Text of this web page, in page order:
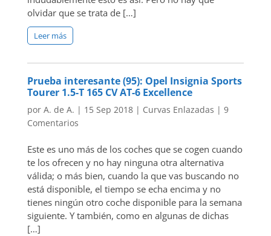
olvidar que se trata de […]
Leer más
Prueba interesante (95): Opel Insignia Sports
Tourer 1.5-T 165 CV AT-6 Excellence
por A. de A. | 15 Sep 2018| Curvas Enlazadas | 9
Comentarios
Este es uno más de los coches que se cogen cuando
te los ofrecen y no hay ninguna otra alternativa
válida; o más bien, cuando la que vas buscando no
está disponible, el tiempo se echa encima y no
tienes ningún otro coche disponible para la semana
siguiente. Y también, como en algunas de dichas
[…]